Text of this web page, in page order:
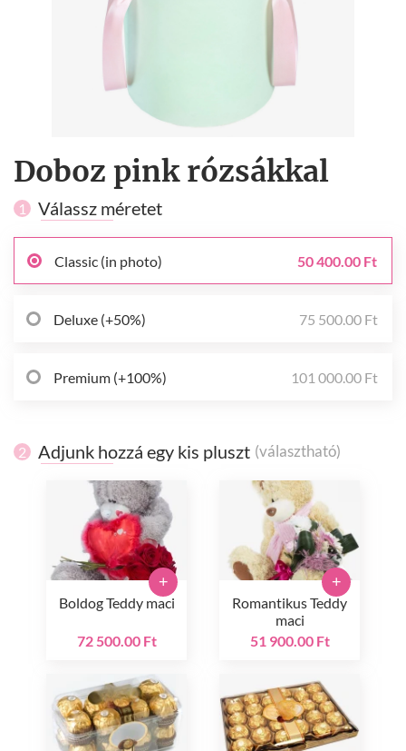
Doboz pink rózsákkal
1 Válassz méretet
Classic (in photo) 50 400.00 Ft
Deluxe (+50%) 75 500.00 Ft
Premium (+100%) 101 000.00 Ft
2 Adjunk hozzá egy kis pluszt (választható)
Boldog Teddy maci
72 500.00 Ft
+
Romantikus Teddy
maci
51 900.00 Ft
+